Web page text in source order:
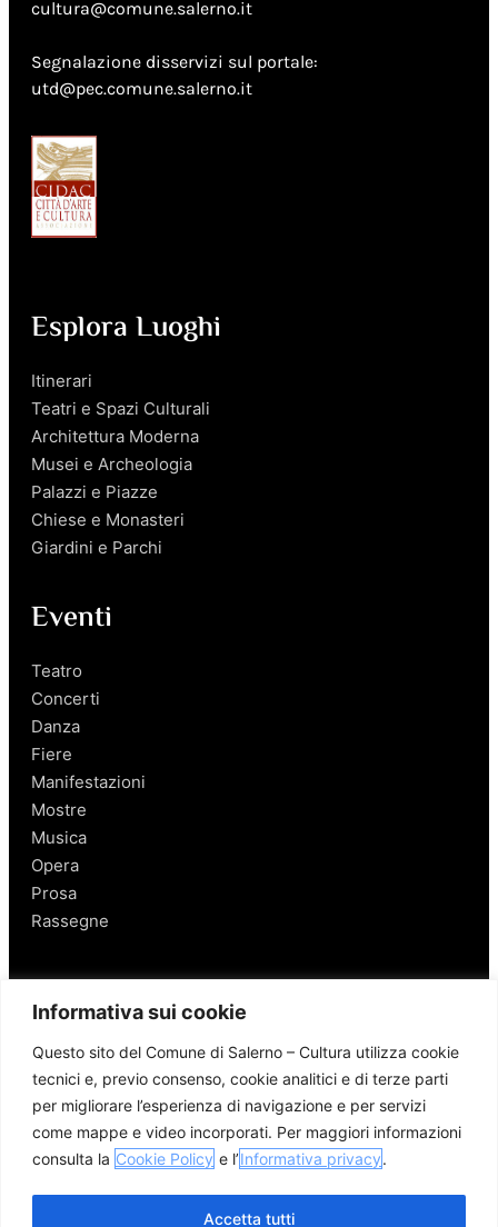
Informativa sui cookie
Questo sito del Comune di Salerno – Cultura utilizza cookie
tecnici e, previo consenso, cookie analitici e di terze parti
per migliorare l’esperienza di navigazione e per servizi
come mappe e video incorporati. Per maggiori informazioni
consulta la Cookie Policy e l’Informativa privacy.
Accetta tutti
cultura@comune.salerno.it
Segnalazione disservizi sul portale:
utd@pec.comune.salerno.it
Esplora Luoghi
Itinerari
Teatri e Spazi Culturali
Architettura Moderna
Musei e Archeologia
Palazzi e Piazze
Chiese e Monasteri
Giardini e Parchi
Eventi
Teatro
Concerti
Danza
Fiere
Manifestazioni
Mostre
Musica
Opera
Prosa
Rassegne
Salerno
Personaggi
Enogastronomia
Mobilità a Salerno
Luoghi nei Dintorni
Link utili